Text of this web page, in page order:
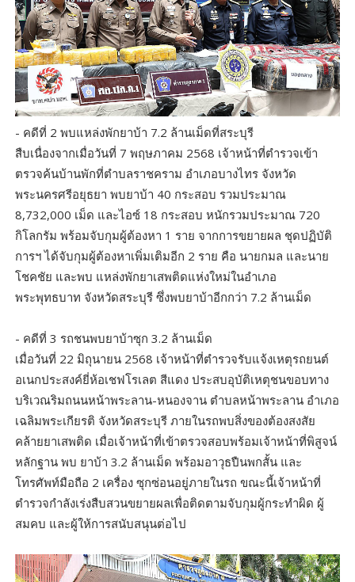
- คดีที่ 2 พบแหล่งพักยาบ้า 7.2 ล้านเม็ดที่สระบุรี
สืบเนื่องจากเมื่อวันที่ 7 พฤษภาคม 2568 เจ้าหน้าที่ตำรวจเข้า
ตรวจค้นบ้านพักที่ตำบลราชคราม อำเภอบางไทร จังหวัด
พระนครศรีอยุธยา พบยาบ้า 40 กระสอบ รวมประมาณ
8,732,000 เม็ด และไอซ์ 18 กระสอบ หนักรวมประมาณ 720
กิโลกรัม พร้อมจับกุมผู้ต้องหา 1 ราย จากการขยายผล ชุดปฏิบัติ
การฯ ได้จับกุมผู้ต้องหาเพิ่มเติมอีก 2 ราย คือ นายกมล และนาย
โชคชัย และพบ แหล่งพักยาเสพติดแห่งใหม่ในอำเภอ
พระพุทธบาท จังหวัดสระบุรี ซึ่งพบยาบ้าอีกกว่า 7.2 ล้านเม็ด
- คดีที่ 3 รถชนพบยาบ้าซุก 3.2 ล้านเม็ด
เมื่อวันที่ 22 มิถุนายน 2568 เจ้าหน้าที่ตำรวจรับแจ้งเหตุรถยนต์
อเนกประสงค์ยี่ห้อเชฟโรเลต สีแดง ประสบอุบัติเหตุชนขอบทาง
บริเวณริมถนนหน้าพระลาน-หนองจาน ตำบลหน้าพระลาน อำเภอ
เฉลิมพระเกียรติ จังหวัดสระบุรี ภายในรถพบสิ่งของต้องสงสัย
คล้ายยาเสพติด เมื่อเจ้าหน้าที่เข้าตรวจสอบพร้อมเจ้าหน้าที่พิสูจน์
หลักฐาน พบ ยาบ้า 3.2 ล้านเม็ด พร้อมอาวุธปืนพกสั้น และ
โทรศัพท์มือถือ 2 เครื่อง ซุกซ่อนอยู่ภายในรถ ขณะนี้เจ้าหน้าที่
ตำรวจกำลังเร่งสืบสวนขยายผลเพื่อติดตามจับกุมผู้กระทำผิด ผู้
สมคบ และผู้ให้การสนับสนุนต่อไป